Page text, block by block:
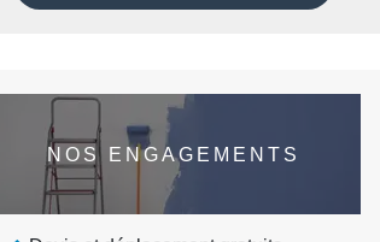
NOS ENGAGEMENTS